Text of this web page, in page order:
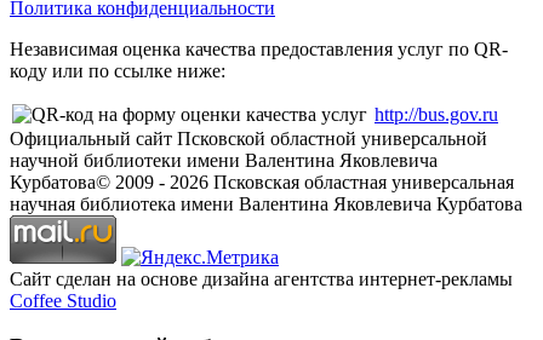
Политика конфиденциальности
Независимая оценка качества предоставления услуг по QR-
коду или по ссылке ниже:
http://bus.gov.ru
Официальный сайт Псковской областной универсальной
научной библиотеки имени Валентина Яковлевича
Курбатова© 2009 - 2026 Псковская областная универсальная
научная библиотека имени Валентина Яковлевича Курбатова
Сайт сделан на основе дизайна агентства интернет-рекламы
Coffee Studio